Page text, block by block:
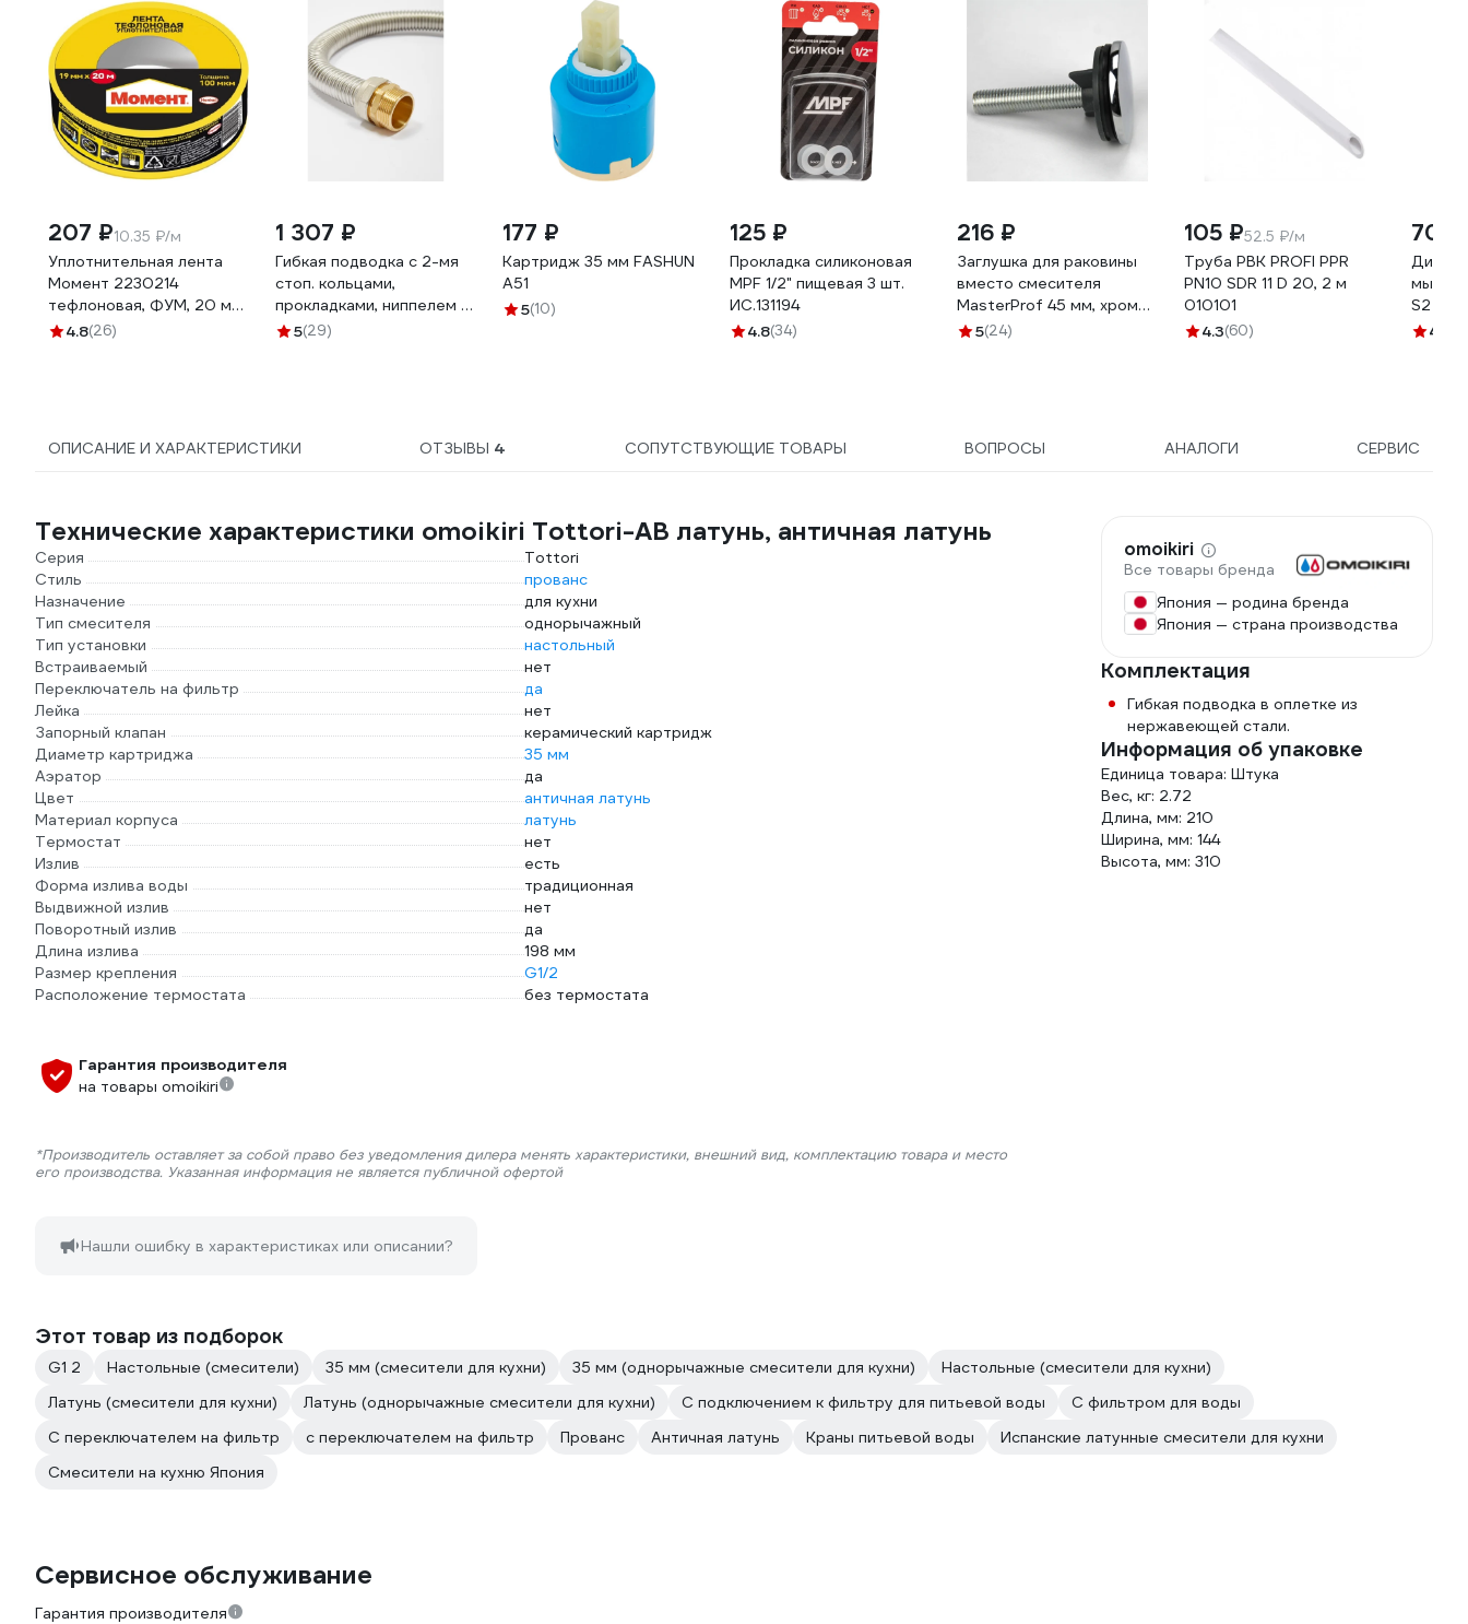
207 ₽10.35 ₽/м
Уплотнительная лента
Момент 2230214
тефлоновая, ФУМ, 20 м
3049500
4.8(26)
1 307 ₽
Гибкая подводка с 2-мя
стоп. кольцами,
прокладками, ниппелем и
гайками 1" Kofulso KF
5(29)
177 ₽
Картридж 35 мм FASHUN
A51
5(10)
125 ₽
Прокладка силиконовая
MPF 1/2" пищевая 3 шт.
ИС.131194
4.8(34)
216 ₽
Заглушка для раковины
вместо смесителя
MasterProf 45 мм, хром
ТД.030202
5(24)
105 ₽52.5 ₽/м
Труба РВК PROFI PPR
PN10 SDR 11 D 20, 2 м
010101
4.3(60)
700
мыла
S2
4.1
ОПИСАНИЕ И ХАРАКТЕРИСТИКИ ОТЗЫВЫ 4 СОПУТСТВУЮЩИЕ ТОВАРЫ ВОПРОСЫ АНАЛОГИ СЕРВИС
Технические характеристики omoikiri Tottori-AB латунь, античная латунь
Серия
Tottori
Стиль
прованс
Назначение
для кухни
Тип смесителя
однорычажный
Тип установки
настольный
Встраиваемый
нет
Переключатель на фильтр
да
Лейка
нет
Запорный клапан
керамический картридж
Диаметр картриджа
35 мм
Аэратор
да
Цвет
античная латунь
Материал корпуса
латунь
Термостат
нет
Излив
есть
Форма излива воды
традиционная
Выдвижной излив
нет
Поворотный излив
да
Длина излива
198 мм
Размер крепления
G1/2
Расположение термостата
без термостата
Гарантия производителя
на товары omoikiri
*Производитель оставляет за собой право без уведомления дилера менять характеристики, внешний вид, комплектацию товара и место
его производства. Указанная информация не является публичной офертой
Нашли ошибку в характеристиках или описании?
omoikiri
Все товары бренда
Япония — родина бренда
Япония — страна производства
Комплектация
Гибкая подводка в оплетке из
нержавеющей стали.
Информация об упаковке
Единица товара: Штука
Вес, кг: 2.72
Длина, мм: 210
Ширина, мм: 144
Высота, мм: 310
Этот товар из подборок
G1 2 Настольные (смесители) 35 мм (смесители для кухни) 35 мм (однорычажные смесители для кухни)
Настольные (смесители для кухни)
Латунь (смесители для кухни)
Латунь (однорычажные смесители для кухни) С подключением к фильтру для питьевой воды
С фильтром для воды
С переключателем на фильтр
с переключателем на фильтр Прованс Античная латунь Краны питьевой воды
Испанские латунные смесители для кухни
Смесители на кухню Япония
Сервисное обслуживание
Гарантия производителя